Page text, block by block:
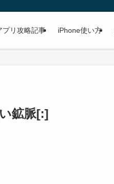
プリ攻略記事 iPhone使い方
鉱脈[:]